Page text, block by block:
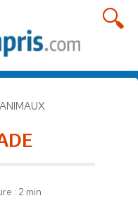
: 2 min